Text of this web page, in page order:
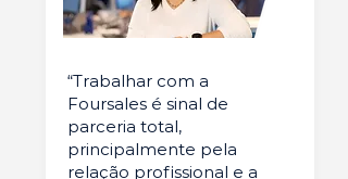
“Trabalhar com a
Foursales é sinal de
parceria total,
principalmente pela
relação profissional e a